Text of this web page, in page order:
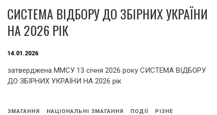
СИСТЕМА ВІДБОРУ ДО ЗБІРНИХ УКРАЇНИ
НА 2026 РІК
14.01.2026
затверджена ММСУ 13 січня 2026 року СИСТЕМА ВІДБОРУ
ДО ЗБІРНИХ УКРАЇНИ НА 2026 рік
ЗМАГАННЯ НАЦІОНАЛЬНІ ЗМАГАННЯ ПОДІЇ
РІЗНЕ